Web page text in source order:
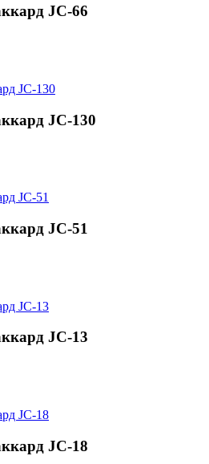
JC-66
JC-130
JC-51
JC-13
JC-18